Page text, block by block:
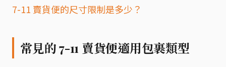
7-11 賣貨便的尺寸限制是多少？
常見的 7-11 賣貨便適用包裹類型